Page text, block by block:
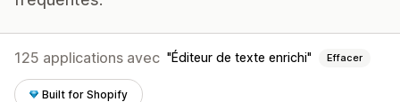
125 applications avec Éditeur de texte enrichi Effacer
Built for Shopify